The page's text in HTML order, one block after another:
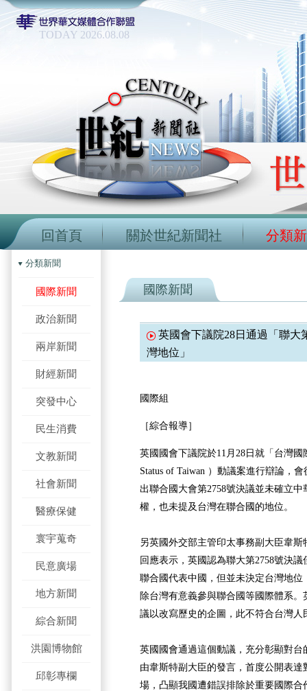
TODAY 2026.08.08
回首頁 關於世紀新聞社 分類
分類新聞
國際新聞
政治新聞
兩岸新聞
財經新聞
突發中心
民生消費
文教新聞
社會新聞
醫療保健
寰宇蒐奇
民意廣場
地方新聞
綜合新聞
洪園博物館
邱彰專欄
國際新聞
英國會下議院28日通過「聯大
灣地位」
國際組
［綜合報導］
英國國會下議院於11月28日就「台灣國
Status of Taiwan ）動議案進行辯論，
出聯合國大會第2758號決議並未確立
權，也未提及台灣在聯合國的地位。
另英國外交部主管印太事務副大臣韋斯
回應表示，英國認為聯大第2758號決
聯合國代表中國，但並未決定台灣地
除台灣有意義參與聯合國等國際體系
議以改寫歷史的企圖，此不符合台灣
英國國會通過這個動議，充分彰顯對
由韋斯特副大臣的發言，首度公開表達
場，凸顯我國遭錯誤排除於重要國際